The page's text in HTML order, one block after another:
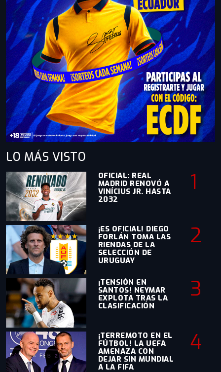
LO MÁS VISTO
OFICIAL: REAL
MADRID RENOVÓ A
VINÍCIUS JR. HASTA
2032
1
¡ES OFICIAL! DIEGO
FORLÁN TOMA LAS
RIENDAS DE LA
SELECCIÓN DE
URUGUAY
2
¡TENSIÓN EN
SANTOS! NEYMAR
EXPLOTA TRAS LA
CLASIFICACIÓN
3
¡TERREMOTO EN EL
FÚTBOL! LA UEFA
AMENAZA CON
DEJAR SIN MUNDIAL
A LA FIFA
4